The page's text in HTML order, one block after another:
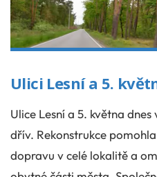
Ulici Lesní a 5.
Ulice Lesní a 5. května
dřív. Rekonstrukce
dopravu v celé lokalitě a